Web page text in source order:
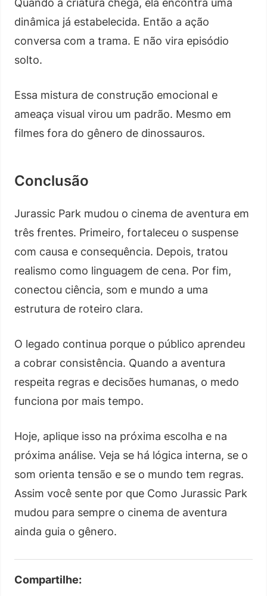
dinâmica já estabelecida. Então a ação
conversa com a trama. E não vira episódio
solto.
Essa mistura de construção emocional e
ameaça visual virou um padrão. Mesmo em
filmes fora do gênero de dinossauros.
Conclusão
Jurassic Park mudou o cinema de aventura em
três frentes. Primeiro, fortaleceu o suspense
com causa e consequência. Depois, tratou
realismo como linguagem de cena. Por fim,
conectou ciência, som e mundo a uma
estrutura de roteiro clara.
O legado continua porque o público aprendeu
a cobrar consistência. Quando a aventura
respeita regras e decisões humanas, o medo
funciona por mais tempo.
Hoje, aplique isso na próxima escolha e na
próxima análise. Veja se há lógica interna, se o
som orienta tensão e se o mundo tem regras.
Assim você sente por que Como Jurassic Park
mudou para sempre o cinema de aventura
ainda guia o gênero.
Compartilhe: